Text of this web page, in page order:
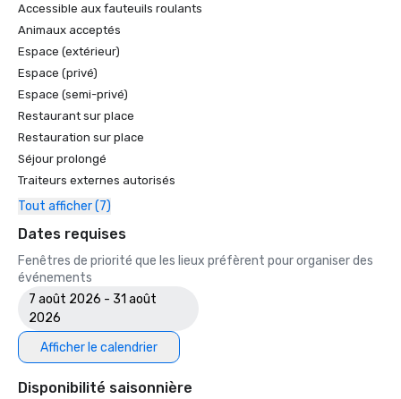
Accessible aux fauteuils roulants
Animaux acceptés
Espace (extérieur)
Espace (privé)
Espace (semi-privé)
Restaurant sur place
Restauration sur place
Séjour prolongé
Traiteurs externes autorisés
Tout afficher (7)
Dates requises
Fenêtres de priorité que les lieux préfèrent pour organiser des
événements
7 août 2026 - 31 août
2026
Afficher le calendrier
Disponibilité saisonnière